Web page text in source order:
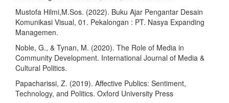
Mustofa Hilmi,M.Sos. (2022). Buku Ajar Pengantar Desain
Komunikasi Visual, 01. Pekalongan : PT. Nasya Expanding
Managemen.
Noble, G., & Tynan, M. (2020). The Role of Media in
Community Development. International Journal of Media &
Cultural Politics.
Papacharissi, Z. (2019). Affective Publics: Sentiment,
Technology, and Politics. Oxford University Press